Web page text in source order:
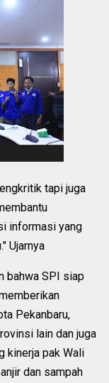
tapi juga
informasi yang
Ujarnya
bahwa SPI siap
Pekanbaru,
lain dan juga
kinerja pak Wali
dan sampah